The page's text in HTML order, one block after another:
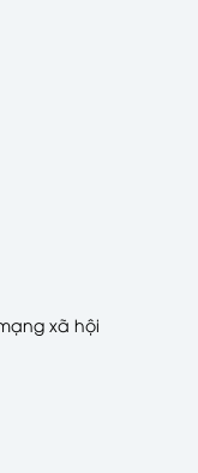
xã hội